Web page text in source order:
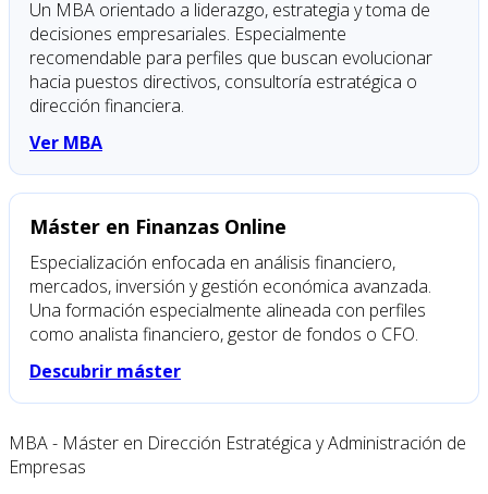
Un MBA orientado a liderazgo, estrategia y toma de
decisiones empresariales. Especialmente
recomendable para perfiles que buscan evolucionar
hacia puestos directivos, consultoría estratégica o
dirección financiera.
Ver MBA
Máster en Finanzas Online
Especialización enfocada en análisis financiero,
mercados, inversión y gestión económica avanzada.
Una formación especialmente alineada con perfiles
como analista financiero, gestor de fondos o CFO.
Descubrir máster
MBA - Máster en Dirección Estratégica y Administración de
Empresas